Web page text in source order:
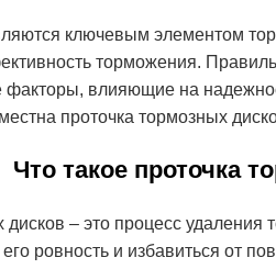
ключевым элементом
торможения.
факторы, влияющие на
проточка тормозных
Что такое проточка
– это процесс удаления
ровность и избавиться от